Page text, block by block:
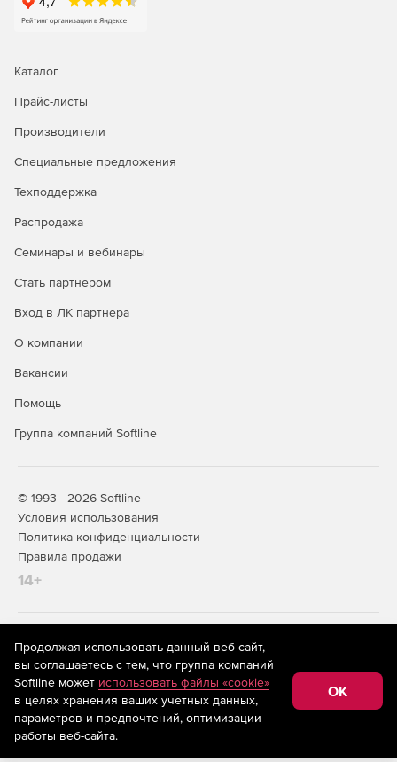
Операционная система: Microsoft Windows XP, Vista,
Процессор: Pentium II processor.
Оперативная память: 256 Мб.
Свободное дисковое пространство: 65 Мб
Каталог
Прайс-листы
Производители
Специальные предложения
Техподдержка
Распродажа
Семинары и вебинары
Стать партнером
Вход в ЛК партнера
О компании
Вакансии
Помощь
Группа компаний Softline
© 1993—2026 Softline
Условия использования
Политика конфиденциальности
Правила продажи
14+
На информационном ресурсе store.softline.ru применяются
рекомендательные технологии
(информационные технологии
предоставления информации на основе сбора,
систематизации и анализа сведений, относящихся к
предпочтениям пользователей сети «Интернет»,
находящихся на территории Российской Федерации)
Продолжая использовать данный веб-сайт,
вы соглашаетесь с тем, что группа компаний
Softline может использовать файлы «cookie»
в целях хранения ваших учетных данных,
параметров и предпочтений, оптимизации
работы веб-сайта.
OK